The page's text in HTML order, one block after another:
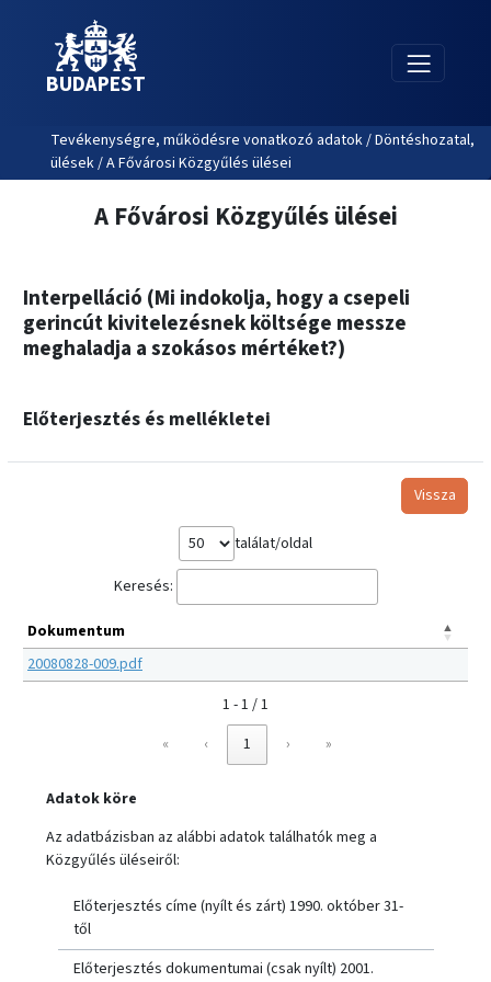
BUDAPEST
Tevékenységre, működésre vonatkozó adatok / Döntéshozatal,
ülések / A Fővárosi Közgyűlés ülései
A Fővárosi Közgyűlés ülései
Interpelláció (Mi indokolja, hogy a csepeli
gerincút kivitelezésnek költsége messze
meghaladja a szokásos mértéket?)
Előterjesztés és mellékletei
Vissza
találat/oldal
Keresés:
Dokumentum
20080828-009.pdf
1 - 1 / 1
«
‹ 1 › »
Adatok köre
Az adatbázisban az alábbi adatok találhatók meg a
Közgyűlés üléseiről:
Előterjesztés címe (nyílt és zárt) 1990. október 31-
től
Előterjesztés dokumentumai (csak nyílt) 2001.